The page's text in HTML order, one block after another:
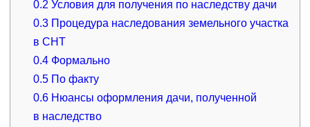
0.2 Условия для получения по наследству дачи
0.3 Процедура наследования земельного участка
в СНТ
0.4 Формально
0.5 По факту
0.6 Нюансы оформления дачи, полученной
в наследство